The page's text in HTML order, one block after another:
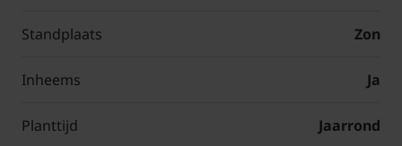
Standplaats Zon
Inheems Ja
Planttijd Jaarrond